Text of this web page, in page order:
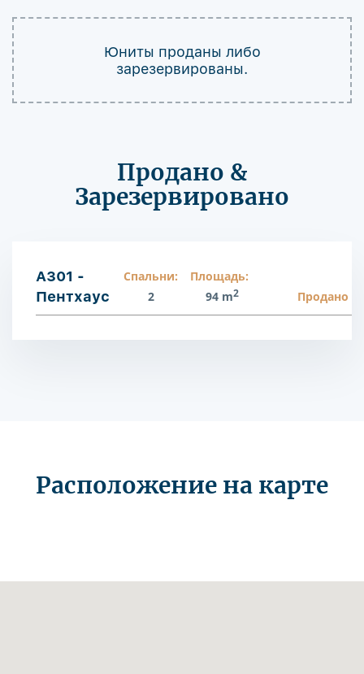
Юниты проданы либо
зарезервированы.
Продано &
Зарезервировано
A301 -
Пентхаус
Спальни:
2
Площадь:
94 m2 Продано
Расположение на карте